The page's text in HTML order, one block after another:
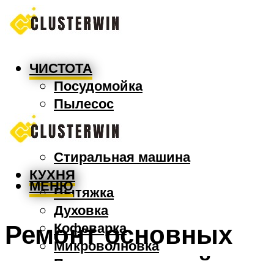
ЧИСТОТА
Посудомойка
Пылесос
Утюг
Швабра
Стиральная машина
КУХНЯ
Вытяжка
Духовка
Кофеварка
Микроволновка
МЕНЮ
Ремонт основных